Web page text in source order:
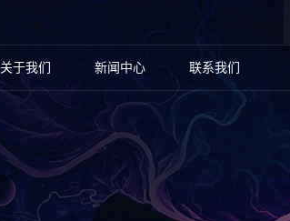
关于我们 新闻中心 联系我们